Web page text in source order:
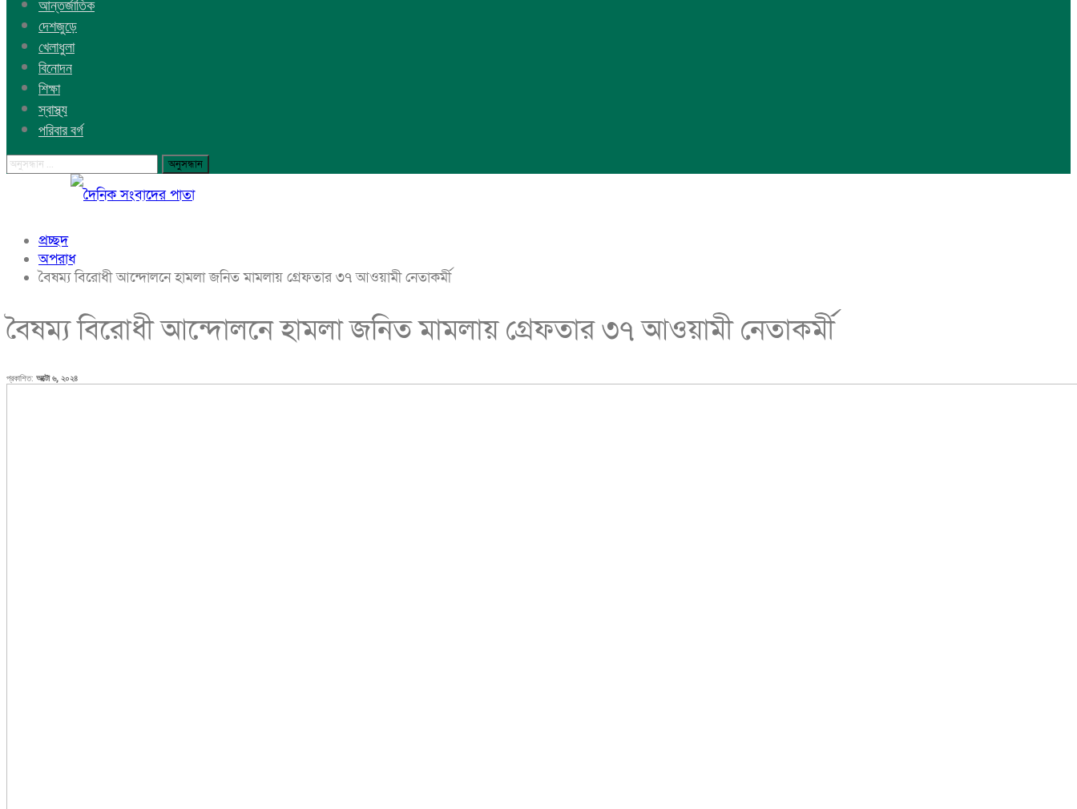
দেশজুড়ে
খেলাধুলা
বিনোদন
শিক্ষা
স্বাস্থ্য
পরিবার বর্গ
প্রচ্ছদ
অপরাধ
বৈষম্য বিরোধী আন্দোলনে হামলা জনিত মামলায় গ্রেফতার ৩৭ আওয়ামী নেতাকর্মী
বৈষম্য বিরোধী আন্দোলনে হামলা জনিত মামলায় গ্রেফতার ৩৭ আওয়ামী নেতাকর্মী
প্রকাশিত: অক্টো ৬, ২০২৪